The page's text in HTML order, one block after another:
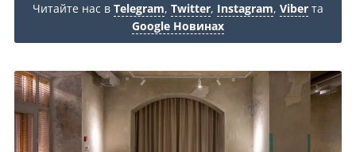
Читайте нас в Telegram, Twitter, Instagram, Viber та
Google Новинах